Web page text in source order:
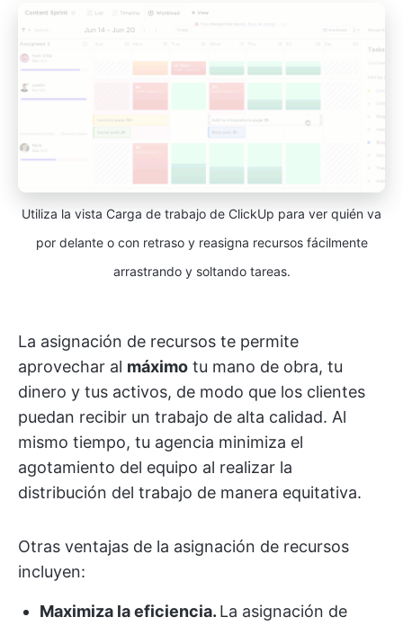
Utiliza la vista Carga de trabajo de ClickUp para ver quién va
por delante o con retraso y reasigna recursos fácilmente
arrastrando y soltando tareas.
La asignación de recursos te permite
aprovechar al máximo tu mano de obra, tu
dinero y tus activos, de modo que los clientes
puedan recibir un trabajo de alta calidad. Al
mismo tiempo, tu agencia minimiza el
agotamiento del equipo al realizar la
distribución del trabajo de manera equitativa.
Otras ventajas de la asignación de recursos
incluyen:
Maximiza la eficiencia. La asignación de